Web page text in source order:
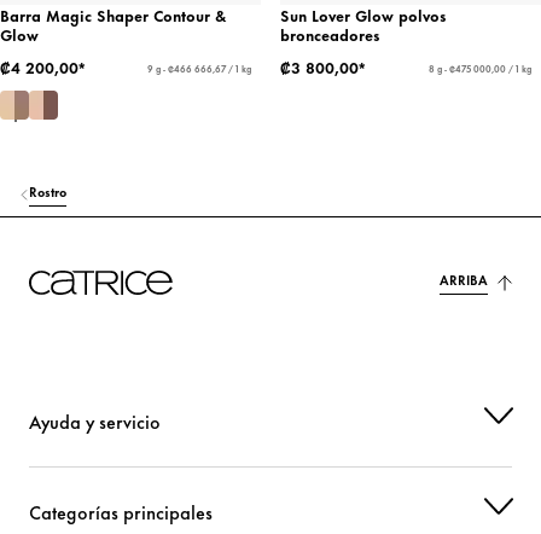
Barra Magic Shaper Contour &
Glow
₡4 200,00*
9 g - ₡466 666,67 / 1 kg
Sun Lover Glow polvos
bronceadores
₡3 800,00*
8 g - ₡475 000,00 / 1 kg
Rostro
ARRIBA
Ayuda y servicio
Categorías principales